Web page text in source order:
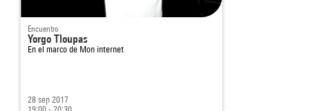
Encuentro
Yorgo Tloupas
En el marco de Mon internet
28 sep 2017